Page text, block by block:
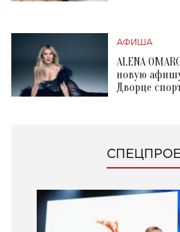
АФИША
ALENA
новую
Дворце